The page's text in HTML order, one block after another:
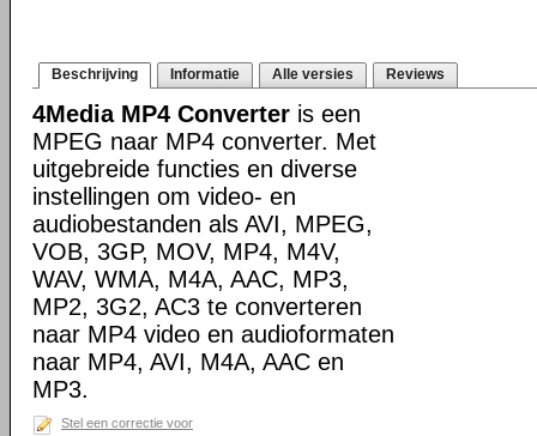
Beschrijving Informatie Alle versies Reviews
4Media MP4 Converter is een
MPEG naar MP4 converter. Met
uitgebreide functies en diverse
instellingen om video- en
audiobestanden als AVI, MPEG,
VOB, 3GP, MOV, MP4, M4V,
WAV, WMA, M4A, AAC, MP3,
MP2, 3G2, AC3 te converteren
naar MP4 video en audioformaten
naar MP4, AVI, M4A, AAC en
MP3.
Stel een correctie voor